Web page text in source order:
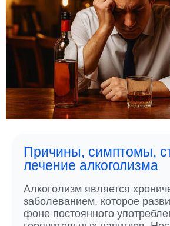
Причины, симптомы,
лечение алкоголизма
Алкоголизм является
заболеванием, которое
фоне постоянного